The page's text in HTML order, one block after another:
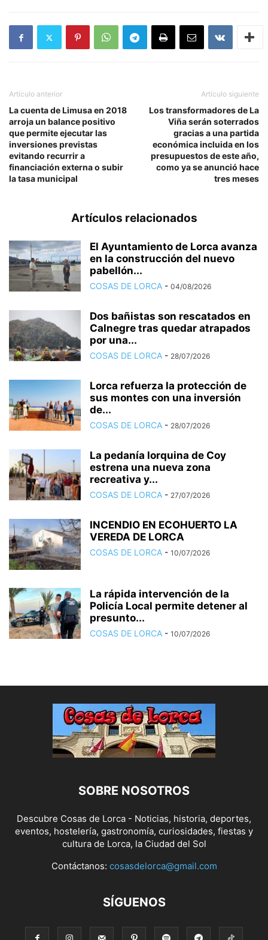
Artículo anterior
La cuenta de Limusa en 2018
arroja un balance positivo
que permite ejecutar las
inversiones previstas
evitando recurrir a
financiación externa o subir
la tasa municipal
Artículo siguiente
Los transformadores de La
Viña serán soterrados
gracias a una partida
económica incluida en los
presupuestos de este año,
como ya se anunció hace
tres meses
Artículos relacionados
El Ayuntamiento de Lorca avanza
en la construcción del nuevo
pabellón...
COSAS DE LORCA - 04/08/2026
Dos bañistas son rescatados en
Calnegre tras quedar atrapados
por una...
COSAS DE LORCA - 28/07/2026
Lorca refuerza la protección de
sus montes con una inversión
de...
COSAS DE LORCA - 28/07/2026
La pedanía lorquina de Coy
estrena una nueva zona
recreativa y...
COSAS DE LORCA - 27/07/2026
INCENDIO EN ECOHUERTO LA
VEREDA DE LORCA
COSAS DE LORCA - 10/07/2026
La rápida intervención de la
Policía Local permite detener al
presunto...
COSAS DE LORCA - 10/07/2026
SOBRE NOSOTROS
Descubre Cosas de Lorca - Noticias, historia, deportes,
eventos, hostelería, gastronomía, curiosidades, fiestas y
cultura de Lorca, la Ciudad del Sol
Contáctanos: cosasdelorca@gmail.com
SÍGUENOS